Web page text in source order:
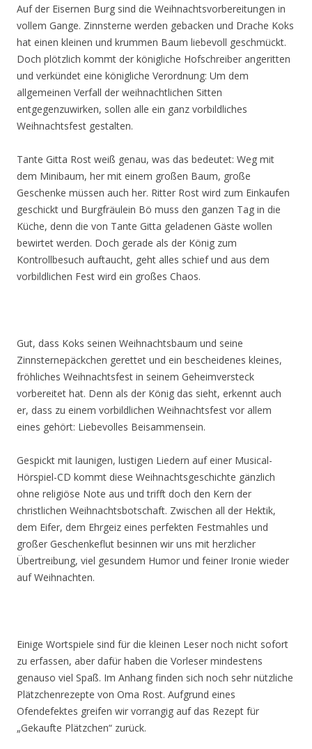
Auf der Eisernen Burg sind die Weihnachtsvorbereitungen in
vollem Gange. Zinnsterne werden gebacken und Drache Koks
hat einen kleinen und krummen Baum liebevoll geschmückt.
Doch plötzlich kommt der königliche Hofschreiber angeritten
und verkündet eine königliche Verordnung: Um dem
allgemeinen Verfall der weihnachtlichen Sitten
entgegenzuwirken, sollen alle ein ganz vorbildliches
Weihnachtsfest gestalten.
Tante Gitta Rost weiß genau, was das bedeutet: Weg mit
dem Minibaum, her mit einem großen Baum, große
Geschenke müssen auch her. Ritter Rost wird zum Einkaufen
geschickt und Burgfräulein Bö muss den ganzen Tag in die
Küche, denn die von Tante Gitta geladenen Gäste wollen
bewirtet werden. Doch gerade als der König zum
Kontrollbesuch auftaucht, geht alles schief und aus dem
vorbildlichen Fest wird ein großes Chaos.
Gut, dass Koks seinen Weihnachtsbaum und seine
Zinnsternepäckchen gerettet und ein bescheidenes kleines,
fröhliches Weihnachtsfest in seinem Geheimversteck
vorbereitet hat. Denn als der König das sieht, erkennt auch
er, dass zu einem vorbildlichen Weihnachtsfest vor allem
eines gehört: Liebevolles Beisammensein.
Gespickt mit launigen, lustigen Liedern auf einer Musical-
Hörspiel-CD kommt diese Weihnachtsgeschichte gänzlich
ohne religiöse Note aus und trifft doch den Kern der
christlichen Weihnachtsbotschaft. Zwischen all der Hektik,
dem Eifer, dem Ehrgeiz eines perfekten Festmahles und
großer Geschenkeflut besinnen wir uns mit herzlicher
Übertreibung, viel gesundem Humor und feiner Ironie wieder
auf Weihnachten.
Einige Wortspiele sind für die kleinen Leser noch nicht sofort
zu erfassen, aber dafür haben die Vorleser mindestens
genauso viel Spaß. Im Anhang finden sich noch sehr nützliche
Plätzchenrezepte von Oma Rost. Aufgrund eines
Ofendefektes greifen wir vorrangig auf das Rezept für
„Gekaufte Plätzchen“ zurück.